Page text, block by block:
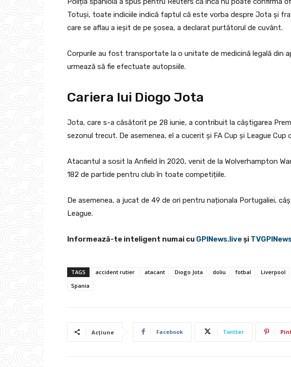
Totuși, toate indiciile indică faptul că este vorba despre Jota și
care se aflau a ieșit de pe șosea, a declarat purtătorul de cuvânt.
Corpurile au fost transportate la o unitate de medicină legală din
urmează să fie efectuate autopsiile.
Cariera lui Diogo Jota
Jota, care s-a căsătorit pe 28 iunie, a contribuit la câștigarea
sezonul trecut. De asemenea, el a cucerit și FA Cup și League Cup
Atacantul a sosit la Anfield în 2020, venit de la Wolverhampton
182 de partide pentru club în toate competițiile.
De asemenea, a jucat de 49 de ori pentru naționala Portugaliei,
League.
Informează-te inteligent numai cu GPINews.liveşi
TAGS accident rutier atacant Diogo Jota doliu fotbal Liverpool
Spania
Acțiune Facebook Twitter